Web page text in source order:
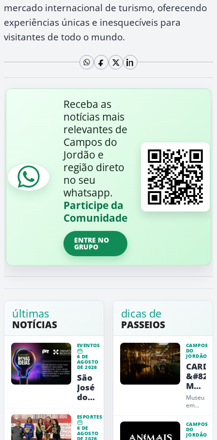
mercado internacional de turismo, oferecendo
experiências únicas e inesquecíveis para
visitantes de todo o mundo.
Receba as
notícias mais
relevantes de
Campos do
Jordão e
região direto
no seu
whatsapp.
Participe da
Comunidade
ENTRE NO
GRUPO
últimas
NOTÍCIAS
EVENTOS
6 DE
AGOSTO
DE 2026
São
José
dos
recebe
a
13ª
ESPORTES
6 DE
AGOSTO
DE 2026
dicas de
PASSEIOS
CAMPOS
DO
JORDÃO
CARDE
Museu
de
Arte,
e
Museu
em
do
Jordão
que
CAMPOS
DO
JORDÃO